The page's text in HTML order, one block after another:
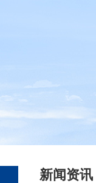
新闻资讯